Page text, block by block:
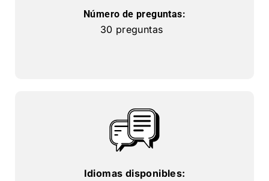
Número de preguntas:
30 preguntas
Idiomas disponibles: